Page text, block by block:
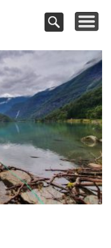
Cestovanie a
dovolenky
svetom